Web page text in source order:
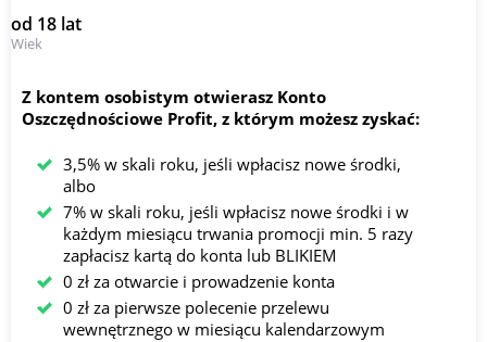
od 18 lat
Wiek
Z kontem osobistym otwierasz Konto
Oszczędnościowe Profit, z którym możesz zyskać:
3,5% w skali roku, jeśli wpłacisz nowe środki,
albo
7% w skali roku, jeśli wpłacisz nowe środki i w
każdym miesiącu trwania promocji min. 5 razy
zapłacisz kartą do konta lub BLIKIEM
0 zł za otwarcie i prowadzenie konta
0 zł za pierwsze polecenie przelewu
wewnętrznego w miesiącu kalendarzowym